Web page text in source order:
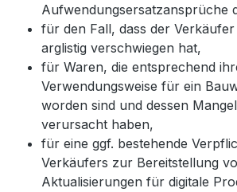
Aufwendungsersatzansprüche
für den Fall, dass der
arglistig verschwiegen hat,
für Waren, die entsprechend
Verwendungsweise für ein
worden sind und dessen
verursacht haben,
für eine ggf. bestehende
Verkäufers zur Bereitstellung
Aktualisierungen für digitale